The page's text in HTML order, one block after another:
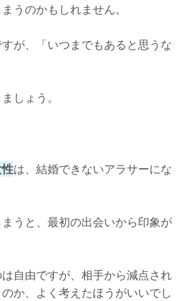
うのかもしれません。
が、「いつまでもあると思うな
しょう。
は、結婚できないアラサーにな
うと、最初の出会いから印象が
自由ですが、相手から減点され
か、よく考えたほうがいいでし